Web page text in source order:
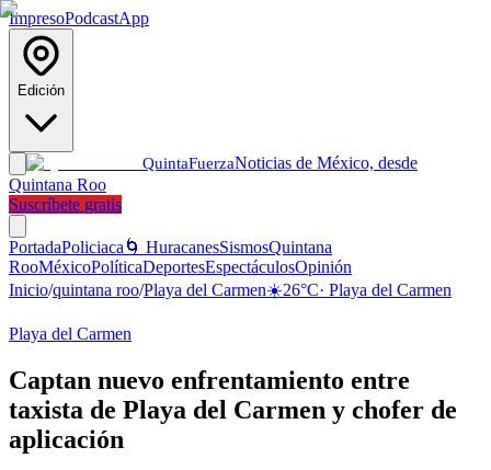
ImpresoPodcastApp
Edición
QuintaFuerzaNoticias de México, desde
Quintana Roo
Suscríbete gratis
PortadaPoliciaca 🌀 HuracanesSismosQuintana
RooMéxicoPolíticaDeportesEspectáculosOpinión
Inicio/quintana roo/Playa del Carmen☀️26°C· Playa del Carmen
Playa del Carmen
Captan nuevo enfrentamiento entre
taxista de Playa del Carmen y chofer de
aplicación